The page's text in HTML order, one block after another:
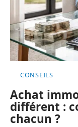
CONSEILS
Achat
différent :
chacun ?